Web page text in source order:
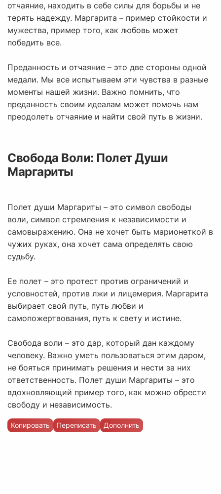
отчаяние, находить в себе силы для борьбы и не
терять надежду. Маргарита – пример стойкости и
мужества, пример того, как любовь может
победить все.
Преданность и отчаяние – это две стороны одной
медали. Мы все испытываем эти чувства в разные
моменты нашей жизни. Важно помнить, что
преданность своим идеалам может помочь нам
преодолеть отчаяние и найти свой путь в жизни.
Свобода Воли: Полет Души
Маргариты
Полет души Маргариты – это символ свободы
воли, символ стремления к независимости и
самовыражению. Она не хочет быть марионеткой в
чужих руках, она хочет сама определять свою
судьбу.
Ее полет – это протест против ограничений и
условностей, против лжи и лицемерия. Маргарита
выбирает свой путь, путь любви и
самопожертвования, путь к свету и истине.
Свобода воли – это дар, который дан каждому
человеку. Важно уметь пользоваться этим даром,
не бояться принимать решения и нести за них
ответственность. Полет души Маргариты – это
вдохновляющий пример того, как можно обрести
свободу и независимость.
Копировать Переписать Дополнить